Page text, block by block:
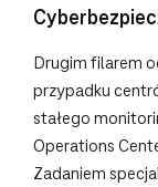
Drugim filarem
przypadku
stałego
Operations
Zadaniem